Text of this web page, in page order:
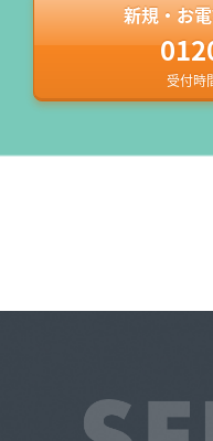
新規・お
受付時